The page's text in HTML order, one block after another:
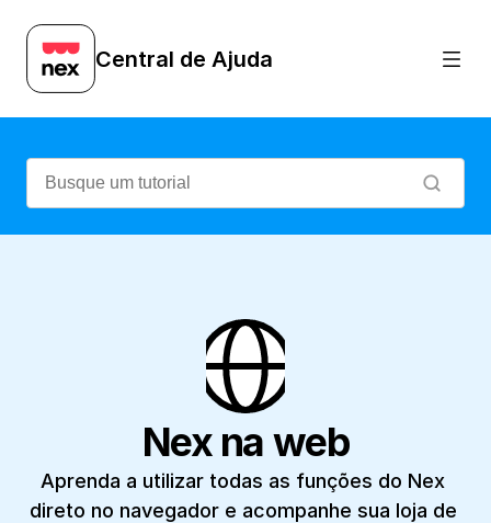
Central de Ajuda
Nex na web
Aprenda a utilizar todas as funções do Nex
direto no navegador e acompanhe sua loja de